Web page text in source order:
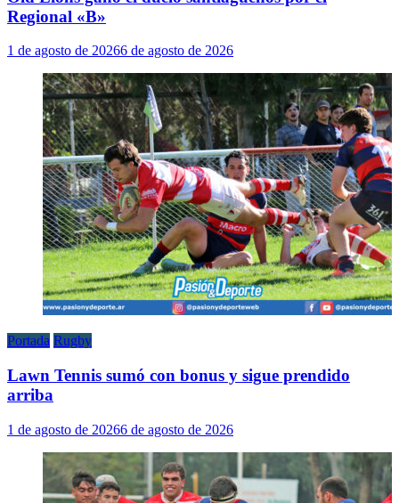
Regional «B»
1 de agosto de 20266 de agosto de 2026
Portada Rugby
Lawn Tennis sumó con bonus y sigue prendido
arriba
1 de agosto de 20266 de agosto de 2026